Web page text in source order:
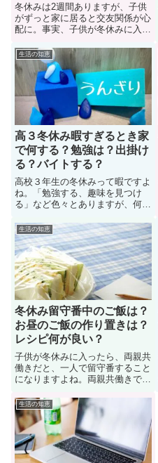
冬休みは2週間ありますが、子供
がずっと家に居ると交友関係が心
配に。事実、子供が冬休みに入っ
も遊ばないで家に居ることを心配
する母親も多い。そこで、ここで
は冬休みに友達と遊ばない子供の
学校生活は大丈夫なのか？疑問を
解消しよう。また、遊びに行かな
い子供に心理についても紹介。
生活の知恵
高３冬休み暇すぎるとき家
で何する？勉強は？出掛け
る？バイトする？
高校３年生の冬休みって暇ですよ
ね。「勉強する、趣味を見つけ
る」など色々とありますが、何を
い。事実、高校三年生になり、受
験も終わって、冬休みに暇すぎて
何もすることが無いと悩む学生も
少なくないです。では、高３の冬
休みが暇すぎるとき家で何するの
か？このページで解決していこう
生活の知恵
冬休み留守番中のご飯は？
お昼のご飯の作り置きは？
レシピ何が良い？
子供が冬休みに入ったら、両親共
働きだと、一人で留守番すること
になりますよね。両親共働きで
番するときのお昼ご飯をどうする
べきか？」悩んでいる働くママさ
んも多い。では、冬休みに入った
ら子供が留守番する際に、ご飯は
どうすれば良いのか？ここでは対
処法や作り置きレシピについて紹
生活の知恵